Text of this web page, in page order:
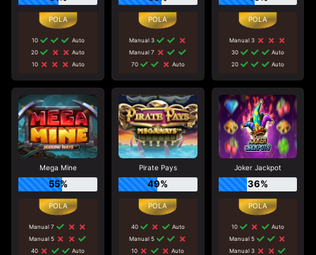
10
Auto
20
Auto
10
Auto
Manual 3
Manual 7
70
Auto
Manual 3
30
Auto
20
Auto
Mega Mine
55%
Manual 7
Manual 5
40
Auto
Pirate Pays
49%
40
Auto
Manual 5
10
Auto
Joker Jackpot
36%
10
Auto
Manual 5
Manual 3